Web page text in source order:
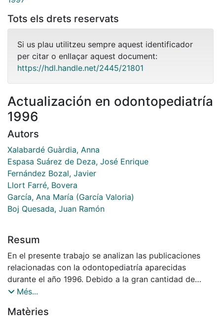
Tots els drets reservats
Si us plau utilitzeu sempre aquest identificador
per citar o enllaçar aquest document:
https://hdl.handle.net/2445/21801
Actualización en odontopediatría
1996
Autors
Xalabardé Guàrdia, Anna
Espasa Suárez de Deza, José Enrique
Fernández Bozal, Javier
Llort Farré, Bovera
García, Ana María (García Valoria)
Boj Quesada, Juan Ramón
Resum
En el presente trabajo se analizan las publicaciones
relacionadas con la odontopediatría aparecidas
durante el año 1996. Debido a la gran cantidad de
artículos publicados, éstos se han distribuido en cinco
Operatoria dental, 3. Pulpa, 4. Traumatismos, y S.
Més...
Matèries